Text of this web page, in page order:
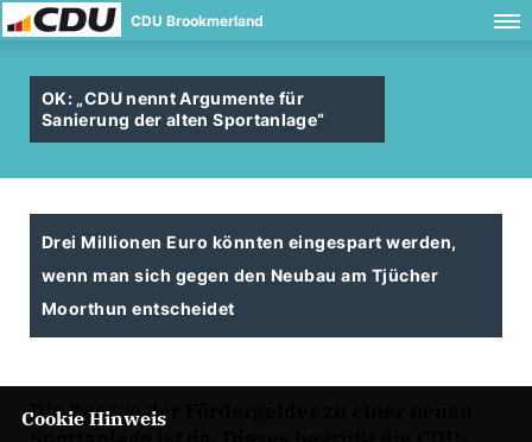
CDU Brookmerland
OK: „CDU nennt Argumente für
Sanierung der alten Sportanlage“
Drei Millionen Euro könnten eingespart werden,
wenn man sich gegen den Neubau am Tjücher
Moorthun entscheidet
Die Zusage der Fördergelder zu einer neuen
Cookie Hinweis